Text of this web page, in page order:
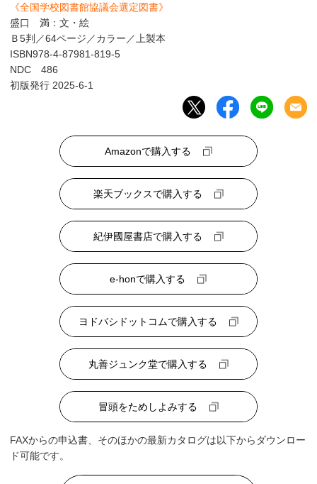
《全国学校図書館協議会選定図書》
盛口 満：文・絵
Ｂ5判／64ページ／カラー／上製本
ISBN978-4-87981-819-5
NDC 486
初版発行 2025-6-1
Amazonで購入する
楽天ブックスで購入する
紀伊國屋書店で購入する
e-honで購入する
ヨドバシドットコムで購入する
丸善ジュンク堂で購入する
冒頭をためしよみする
FAXからの申込書、そのほかの最新カタログは以下からダウンロー
ド可能です。